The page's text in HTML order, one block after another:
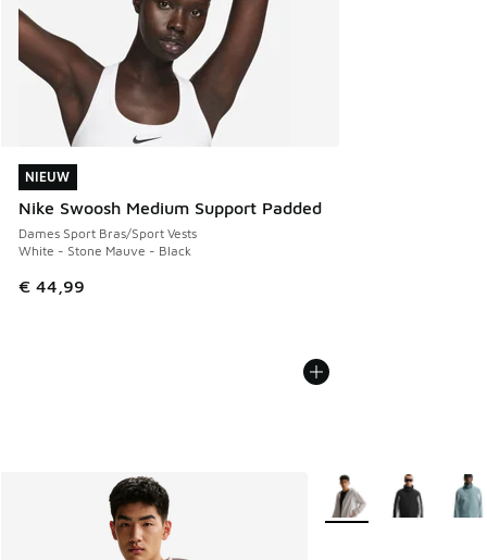
NIEUW
Nike Swoosh Medium Support Padded
Dames Sport Bras/Sport Vests
White - Stone Mauve - Black
€ 44,99
NIEUW
Meer kleuren